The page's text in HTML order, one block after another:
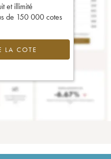
et illimité
de 150 000 cotes
LA COTE